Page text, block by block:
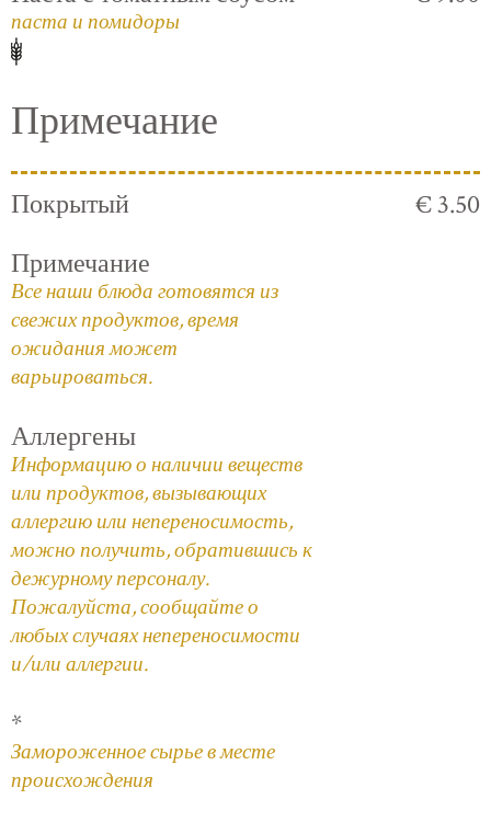
паста и помидоры
Примечание
Покрытый
€ 3.50
Примечание
Все наши блюда готовятся из
свежих продуктов, время
ожидания может
варьироваться.
Аллергены
Информацию о наличии веществ
или продуктов, вызывающих
аллергию или непереносимость,
можно получить, обратившись к
дежурному персоналу.
Пожалуйста, сообщайте о
любых случаях непереносимости
и/или аллергии.
*
Замороженное сырье в месте
происхождения